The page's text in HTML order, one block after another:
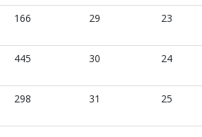
166 29 23
445 30 24
298 31 25